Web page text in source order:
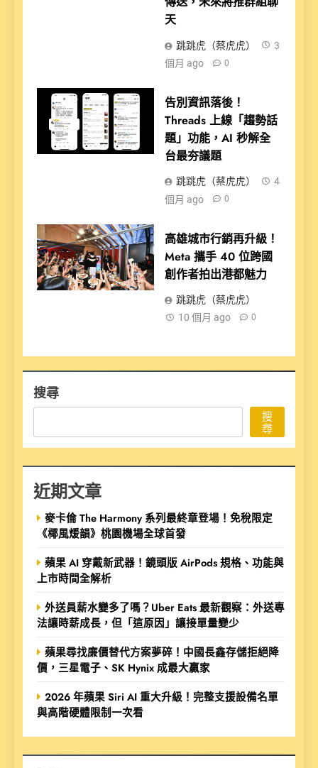
天
跳跳虎（蔡虎虎）
3
個月 ago
0
告別資訊落後！
Threads 上線「趨勢話
題」功能，AI 秒解全
台最夯議題
跳跳虎（蔡虎虎）
4
個月 ago
0
高雄城市行銷再升級！
Meta 攜手 40 位跨國
創作者拍出港都魅力
跳跳虎（蔡虎虎）
10 個月 ago
0
搜尋
搜
尋
近期文章
麥卡倫 The Harmony 系列最終章登場！免稅限定
《椰風煖韻》桃園機場全球首發
蘋果 AI 穿戴新武器！鏡頭版 AirPods 規格、功能與
上市時間全解析
外送員薪水變多了嗎？Uber Eats 最新觀察：外送專
法讓時薪成長，但「這原因」讓接單量變少
蘋果尋找廉價替代方案夢碎！中國長鑫存儲拒絕降
價，三星電子、SK Hynix 成最大贏家
2026 年蘋果 Siri AI 重大升級！完整支援設備名單
與高階硬體限制一次看